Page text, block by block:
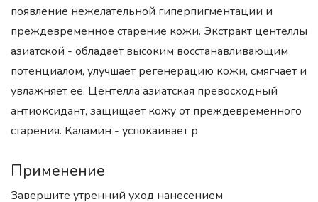
появление нежелательной гиперпигментации и
преждевременное старение кожи. Экстракт центеллы
азиатской - обладает высоким восстанавливающим
потенциалом, улучшает регенерацию кожи, смягчает и
увлажняет ее. Центелла азиатская превосходный
антиоксидант, защищает кожу от преждевременного
старения. Каламин - успокаивает р
Применение
Завершите утренний уход нанесением